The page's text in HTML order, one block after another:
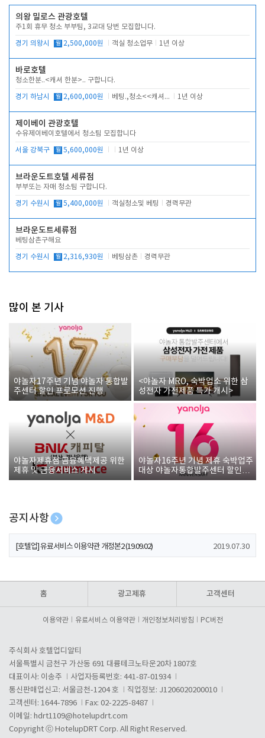
의왕 밀로스 관광호텔
주1회 휴무 청소 부부팀, 3교대 당번 모집합니다.
경기 의왕시 월 2,500,000원 객실 청소업무 1년 이상
바로호텔
청소한분..<캐셔 한분>.. 구합니다.
경기 하남시 월 2,600,000원 베팅.,청소<<캐셔 모셔봅니다. 1년 이상
제이베이 관광호텔
수유제이베이호텔에서 청소팀 모집합니다
서울 강북구 월 5,600,000원 1년 이상
브라운도트호텔 세류점
부부또는 자매 청소팀 구합니다.
경기 수원시 월 5,400,000원 객실청소및 베팅 경력무관
브라운도트세류점
베팅삼촌구해요
경기 수원시 월 2,316,930원 베팅삼촌 경력무관
많이 본 기사
야놀자17주년 기념 야놀자 통합발
주센터 할인 프로모션 진행
<야놀자 MRO, 숙박업소 위한 삼
성전자 가전제품 특가 개시>
야놀자제휴점 금융혜택제공 위한
제휴 및 금융서비스 게시
야놀자16주년 기념 제휴 숙박업주
대상 야놀자통합발주센터 할인쿠
폰 증정
공지사항
[호텔업] 개인정보 처리방침 개정본1 (19.09.02)
[호텔업] 유료서비스 이용약관 개정본2 (19.09.02) 2019.07.30
홈 광고제휴 고객센터
이용약관 유료서비스 이용약관 개인정보처리방침 PC버전
주식회사 호텔업디알티
서울특별시 금천구 가산동 691 대륭테크노타운20차 1807호
대표이사: 이송주
사업자등록번호: 441-87-01934
통신판매업신고: 서울금천-1204 호
직업정보: J1206020200010
고객센터: 1644-7896
Fax: 02-2225-8487
이메일: hdrt1109@hotelupdrt.com
Copyright ⓒ HotelupDRT Corp. All Right Reserved.